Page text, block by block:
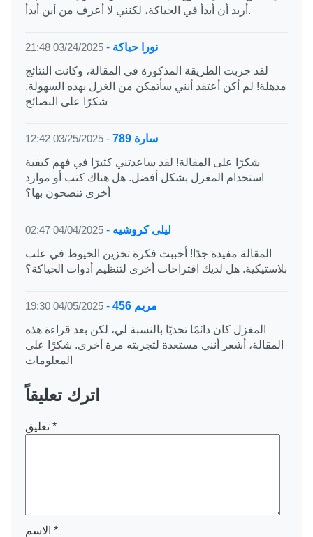
أريد أن أبدأ في الحياكة، لكنني لا أعرف من أين أبدأ.
نورا حياكة -
03/24/2025 21:48
لقد جربت الطريقة المذكورة في المقالة، وكانت النتائج
مذهلة! لم أكن أعتقد أنني سأتمكن من الغزل بهذه السهولة.
شكرًا على النصائح
سارة 789 -
03/25/2025 12:42
شكرًا على المقالة! لقد ساعدتني كثيرًا في فهم كيفية
استخدام المغزل بشكل أفضل. هل هناك كتب أو موارد
أخرى تنصحون بها؟
ليلى كروشيه -
04/04/2025 02:47
المقالة مفيدة جدًا! أحببت فكرة تخزين الخيوط في علب
بلاستيكية. هل لديك اقتراحات أخرى لتنظيم أدوات الحياكة؟
مريم 456 -
04/05/2025 19:30
المغزل كان دائمًا تحديًا بالنسبة لي، لكن بعد قراءة هذه
المقالة، أشعر أنني مستعدة لتجربته مرة أخرى. شكرًا على
المعلومات
اترك تعليقاً
*
*